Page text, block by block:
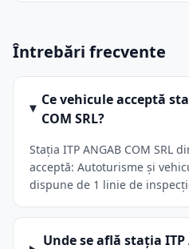
Întrebări frecvente
Ce vehicule acceptă
COM SRL?
Stația ITP ANGAB COM SRL
acceptă: Autoturisme și
dispune de 1 linie de
Unde se află stația ITP